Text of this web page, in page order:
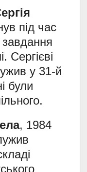
під час
Сергієві
у 31-й
були
, 1984